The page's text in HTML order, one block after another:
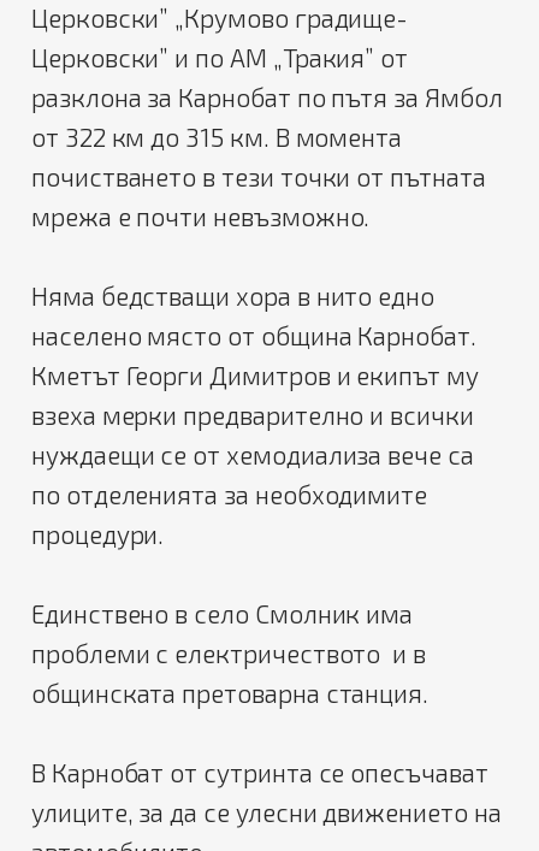
Церковски” „Крумово градище-
Церковски” и по АМ „Тракия” от
разклона за Карнобат по пътя за Ямбол
от 322 км до 315 км. В момента
почистването в тези точки от пътната
мрежа е почти невъзможно.
Няма бедстващи хора в нито едно
населено място от община Карнобат.
Кметът Георги Димитров и екипът му
взеха мерки предварително и всички
нуждаещи се от хемодиализа вече са
по отделенията за необходимите
процедури.
Единствено в село Смолник има
проблеми с електричеството и в
общинската претоварна станция.
В Карнобат от сутринта се опесъчават
улиците, за да се улесни движението на